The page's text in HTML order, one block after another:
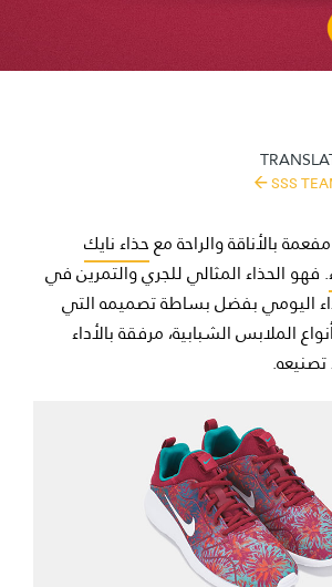
SSS
بالأناقة والراحة معحذاء نايك
. فهو الحذاء المثالي للجري والتمرين في
اليومي بفضل بساطة تصميمه التي
الملابس الشبابية، مرفقة بالأداء